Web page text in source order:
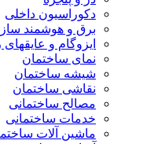
دکوراسیون داخلی
برق و هوشمند سازی
ایزوگام و عایقهای رطوبتی
نمای ساختمان
شیشه ساختمان
نقاشی ساختمان
مصالح ساختمانی
خدمات ساختمانی
ماشین آلات ساختمانی